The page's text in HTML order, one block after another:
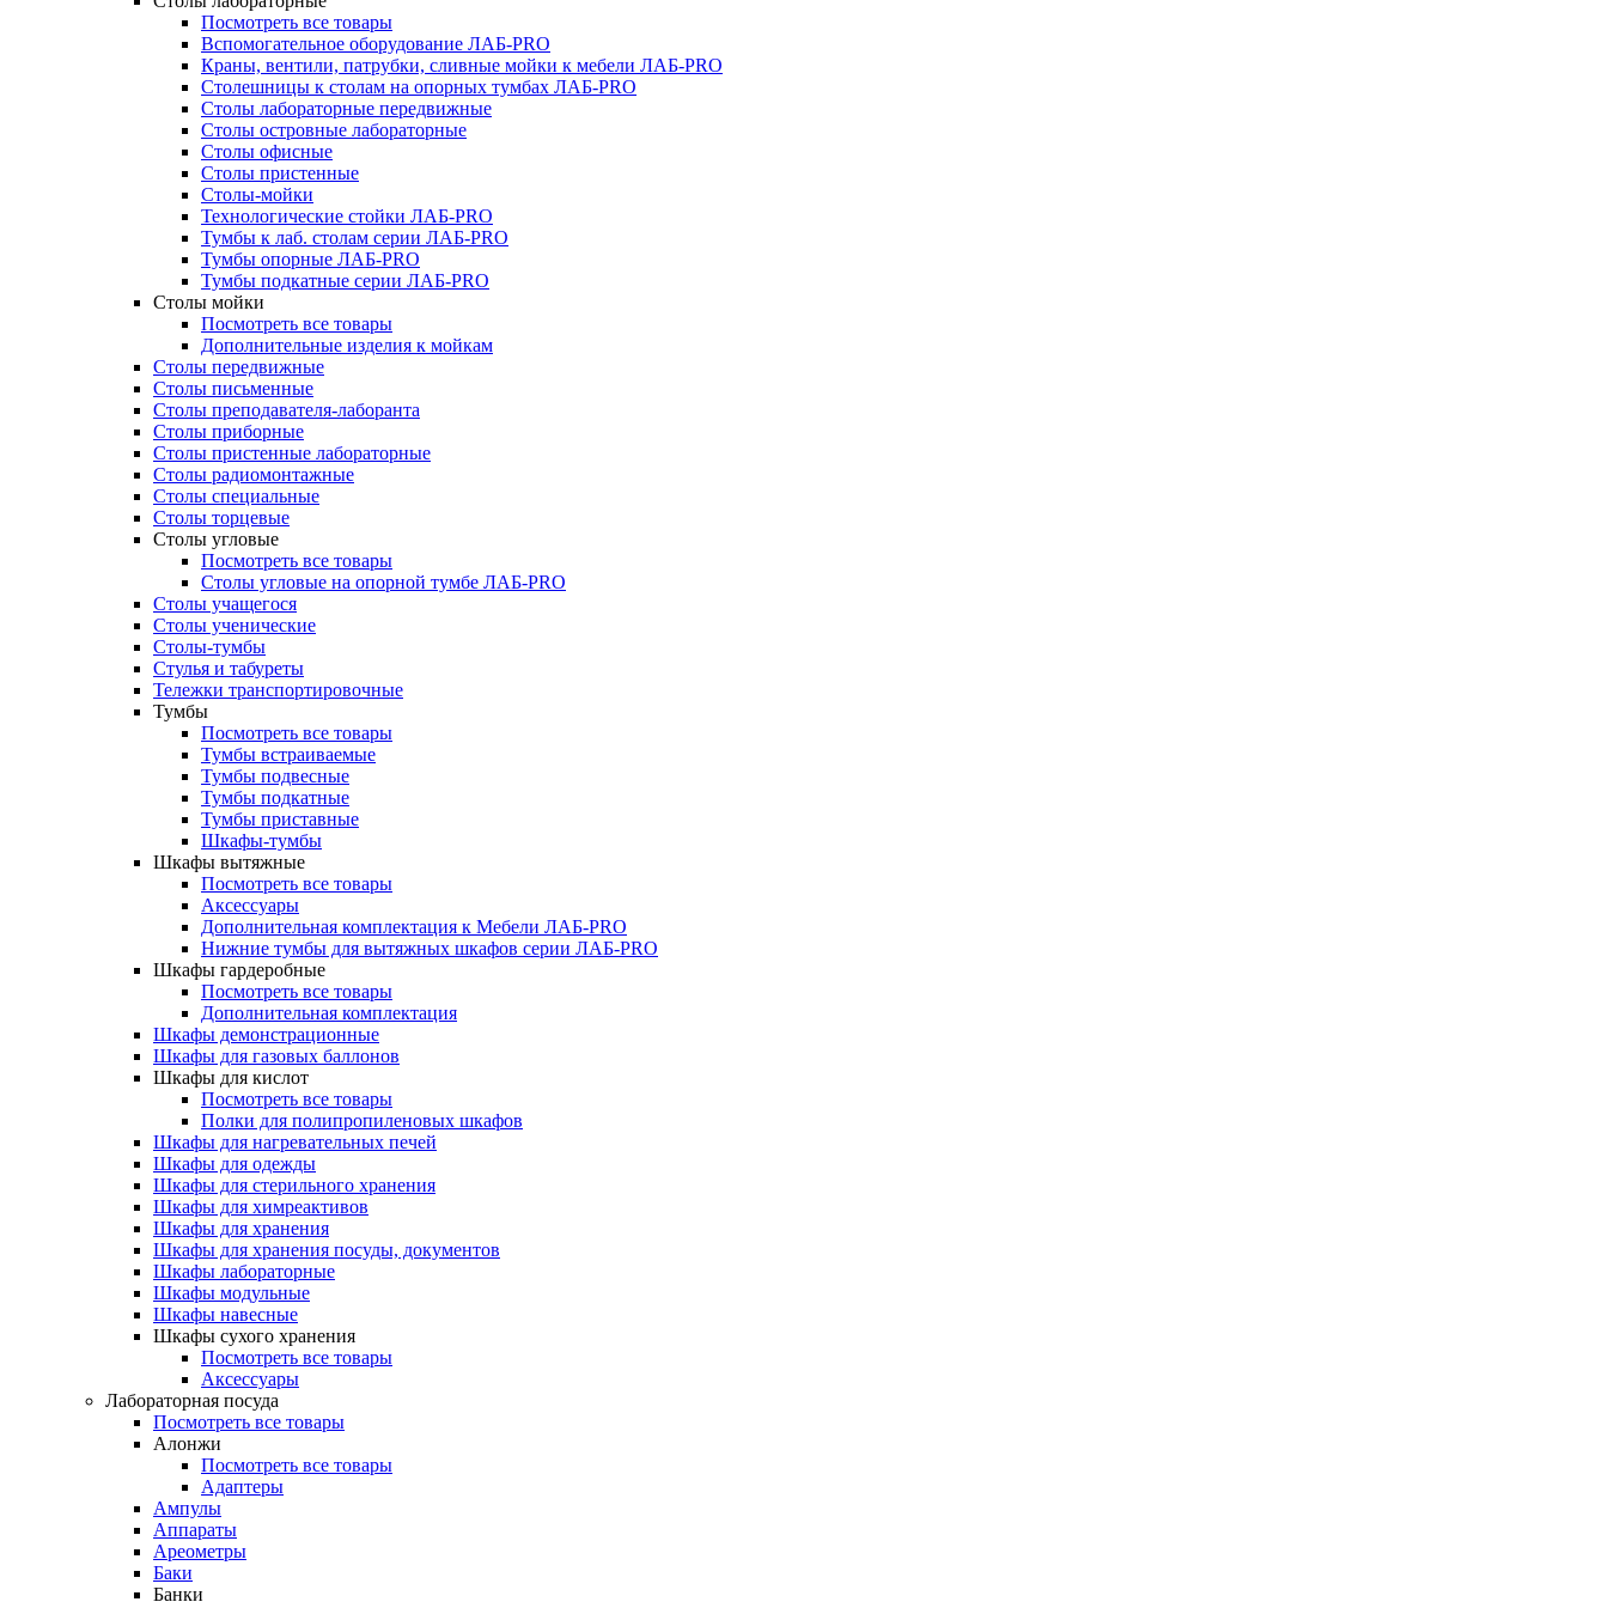
Посмотреть все товары
Вспомогательное оборудование ЛАБ-PRO
Краны, вентили, патрубки, сливные мойки к мебели ЛАБ-PRO
Столешницы к столам на опорных тумбах ЛАБ-PRO
Столы лабораторные передвижные
Столы островные лабораторные
Столы офисные
Столы пристенные
Столы-мойки
Технологические стойки ЛАБ-PRO
Тумбы к лаб. столам серии ЛАБ-PRO
Тумбы опорные ЛАБ-PRO
Тумбы подкатные серии ЛАБ-PRO
Столы мойки
Посмотреть все товары
Дополнительные изделия к мойкам
Столы передвижные
Столы письменные
Столы преподавателя-лаборанта
Столы приборные
Столы пристенные лабораторные
Столы радиомонтажные
Столы специальные
Столы торцевые
Столы угловые
Посмотреть все товары
Столы угловые на опорной тумбе ЛАБ-PRO
Столы учащегося
Столы ученические
Столы-тумбы
Стулья и табуреты
Тележки транспортировочные
Тумбы
Посмотреть все товары
Тумбы встраиваемые
Тумбы подвесные
Тумбы подкатные
Тумбы приставные
Шкафы-тумбы
Шкафы вытяжные
Посмотреть все товары
Аксессуары
Дополнительная комплектация к Мебели ЛАБ-PRO
Нижние тумбы для вытяжных шкафов серии ЛАБ-PRO
Шкафы гардеробные
Посмотреть все товары
Дополнительная комплектация
Шкафы демонстрационные
Шкафы для газовых баллонов
Шкафы для кислот
Посмотреть все товары
Полки для полипропиленовых шкафов
Шкафы для нагревательных печей
Шкафы для одежды
Шкафы для стерильного хранения
Шкафы для химреактивов
Шкафы для хранения
Шкафы для хранения посуды, документов
Шкафы лабораторные
Шкафы модульные
Шкафы навесные
Шкафы сухого хранения
Посмотреть все товары
Аксессуары
Лабораторная посуда
Посмотреть все товары
Алонжи
Посмотреть все товары
Адаптеры
Ампулы
Аппараты
Ареометры
Баки
Банки